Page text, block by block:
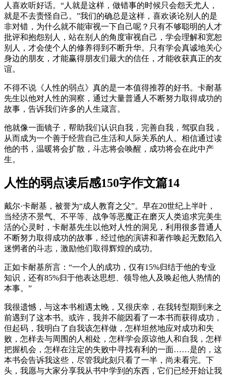
人喜欢听好话。“人就是这样，做错事的时候只会怨天尤人，
就是不去责怪自己。”我们的确总是这样，喜欢谈论别人的是
非对错，为什么就不能审视一下自己呢？只有不够聪明的人才
批评和抱怨别人，站在别人的角度审视自己，学会理解和宽恕
别人，才会使个人的修养得到不断升华。只有学会真诚地关心
身边的朋友，才能赢得朋友们最大的信任，才能收获真正的友
谊。
不得不说《人性的弱点》真的是一本值得推荐的好书。卡耐基
先生以他对人性的洞察，通过大量普通人不断努力取得成功的
故事，告诉我们许多的人生箴言。
他就像一面镜子，帮助我们认识自我，完善自我，驾驭自我，
从而成为一个善于经营自己生活和人际关系的人。相信通过读
他的书，温暖将会扩散，斗志将会唤醒，成功将会在此中产
生。
人性的弱点读后感150字作文篇14
戴尔·卡耐基，被誉为“成人教育之父”。早在20世纪上半叶，
当经济不景气、不平等、战争等恶魔正在磨灭人类追求完美生
活的心灵时，卡耐基先生以他对人性的洞见，利用很多普通人
不断努力取得成功的故事，经过他的演讲和著作唤起无数陷入
迷惘者的斗志，激励他们取得辉煌的成功。
正如卡耐基所言：“一个人的成功，仅有15%归结于他的专业
知识，还有85%归于他表达思想、领导他人及唤起他人热情的
本事。”
我很遗憾，与这本书相遇太晚，又很庆幸，在我转型期到来之
前遇到了这本书。或许，我并不能因看了一本书而获得成功，
但起码，我明白了自我该怎样做，怎样坦然地应对成功和失
败，怎样去与周围的人相处，怎样学会原谅他人和自我，怎样
把握机会，怎样在注定的失败中寻找有利的一面……是的，这
本书会告诉我这些，尽管我此刻只看了一半，尚未看完。下
头，我愿与大家分享我从书中学到的东西，它们已经开始让我